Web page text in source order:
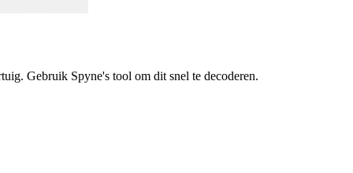
Gebruik Spyne's tool om dit snel te decoderen.